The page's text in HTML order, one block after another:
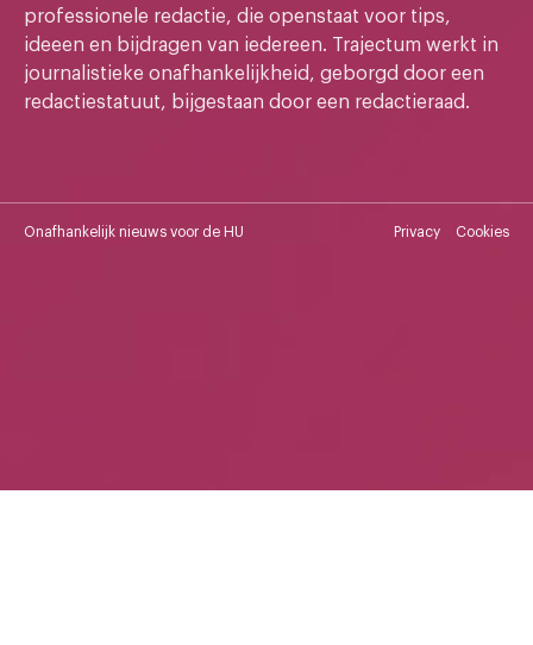
professionele redactie, die openstaat voor tips,
ideeen en bijdragen van iedereen. Trajectum werkt in
journalistieke onafhankelijkheid, geborgd door een
redactiestatuut, bijgestaan door een redactieraad.
Onafhankelijk nieuws voor de HU Privacy Cookies